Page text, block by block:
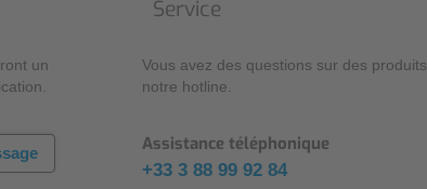
un
Service
Vous avez des questions sur des
notre hotline.
Assistance téléphonique
+33 3 88 99 92 84